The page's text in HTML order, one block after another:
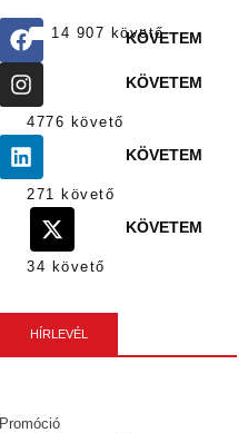
14 907 követőKÖVETEM
4776 követő
KÖVETEM
271 követő
KÖVETEM
34 követő
KÖVETEM
HÍRLEVÉL
Promóció